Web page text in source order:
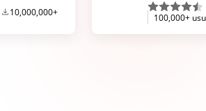
10,000,000+
100,000+